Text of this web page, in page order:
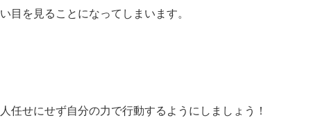
い目を見ることになってしまいます。
人任せにせず自分の力で行動するようにしましょう！